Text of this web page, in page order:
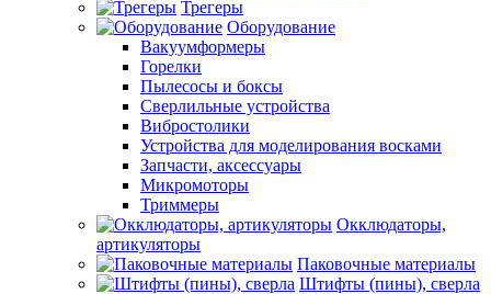
Трегеры
Оборудование
Вакуумформеры
Горелки
Пылесосы и боксы
Сверлильные устройства
Вибростолики
Устройства для моделирования восками
Запчасти, аксессуары
Микромоторы
Триммеры
Окклюдаторы,
артикуляторы
Паковочные материалы
Штифты (пины), сверла